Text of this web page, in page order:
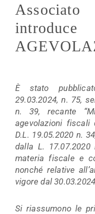
È stato
29.03.2024, n. 75,
n. 39, recante
agevolazioni
D.L. 19.05.2020 n.
dalla L.
materia fiscale e
nonché relative
vigore dal
Si riassumono le